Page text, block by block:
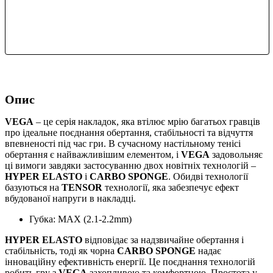
Опис
VEGA – це серія накладок, яка втілює мрію багатьох гравців
про ідеальне поєднання обертання, стабільності та відчуття
впевненості під час гри. В сучасному настільному тенісі
обертання є найважливішим елементом, і VEGA задовольняє
ці вимоги завдяки застосуванню двох новітніх технологій –
HYPER ELASTO і CARBO SPONGE. Обидві технології
базуються на TENSOR технології, яка забезпечує ефект
вбудованої напруги в накладці.
Губка: MAX (2.1-2.2mm)
HYPER ELASTO відповідає за надзвичайне обертання і
стабільність, тоді як чорна CARBO SPONGE надає
інноваційну ефективність енергії. Це поєднання технологій